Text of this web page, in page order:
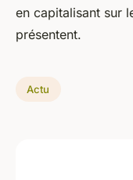
en capitalisant sur
présentent.
Actu